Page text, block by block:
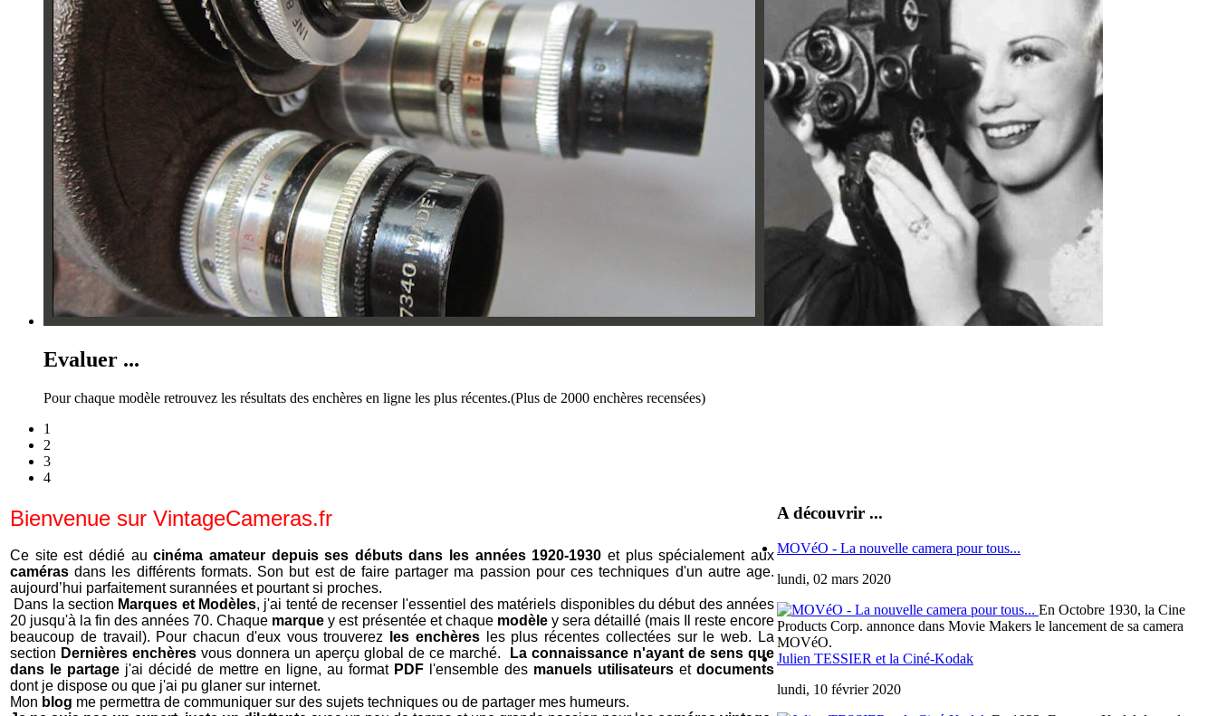
Evaluer ...
Pour chaque modèle retrouvez les résultats des enchères en ligne les plus récentes.(Plus de 2000 enchères recensées)
1
2
3
4
Bienvenue sur VintageCameras.fr
Ce site est dédié aucinéma amateur depuis ses débuts dans les années 1920-1930et plus spécialement aux
caméras dans les différents formats. Son but est de faire partager ma passion pour ces techniques d'un autre age.
aujourd’hui parfaitement surannées et pourtant si proches.
Dans la section Marques et Modèles, j'ai tenté de recenser l'essentiel des matériels disponibles du début des années
20 jusqu'à la fin des années 70. Chaque marque y est présentée et chaque modèley sera détaillé (mais Il reste encore
beaucoup de travail). Pour chacun d'eux vous trouverez
les enchèresles plus récentes collectées sur le web. La
section Dernières enchères vous donnera un aperçu global de ce marché.
La connaissance n'ayant de sens que
dans le partage j'ai décidé de mettre en ligne, au format PDF l'ensemble des manuels utilisateurs et documents
dont je dispose ou que j'ai pu glaner sur internet.
Mon blog me permettra de communiquer sur des sujets techniques ou de partager mes humeurs.
A découvrir ...
MOVéO - La nouvelle camera pour tous...
lundi, 02 mars 2020
En Octobre 1930, la Cine
Products Corp. annonce dans Movie Makers le lancement de sa camera
MOVéO.
Julien TESSIER et la Ciné-Kodak
lundi, 10 février 2020